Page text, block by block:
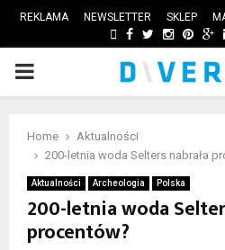
REKLAMA NEWSLETTER SKLEP
FACEBOOK
TWITTER
PRIMARY
Home
Aktualności
200-letnia woda Selters nabrała
Aktualności Archeologia Polska
200-letnia woda
procentów?